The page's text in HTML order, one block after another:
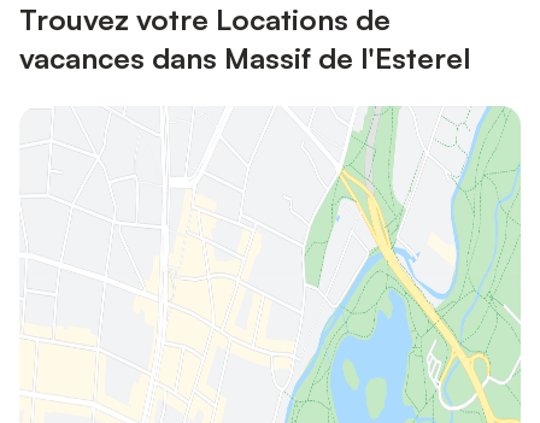
Trouvez votre Locations de
vacances dans Massif de l'Esterel